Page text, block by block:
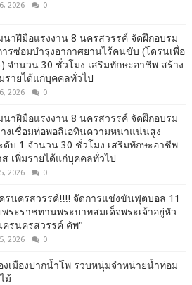
2026 0
าฝีมือแรงงาน 8 นครสวรรค์ จัดฝึกอบรม
รซ่อมบำรุงอากาศยานไร้คนขับ (โดรนเพื่อ
) จำนวน 30 ชั่วโมง เสริมทักษะอาชีพ สร้าง
รายได้แก่บุคคลทั่วไป
2026 0
าฝีมือแรงงาน 8 นครสวรรค์ จัดฝึกอบรม
งเชื่อมท่อพอลิเอทินความหนาแน่นสูง
ดับ 1 จำนวน 30 ชั่วโมง เสริมทักษะอาชีพ
ส เพิ่มรายได้แก่บุคคลทั่วไป
2026 0
รนครสวรรค์!!!! จัดการแข่งขันฟุตบอล 11
ระราชทานพระบาทสมเด็จพระเจ้าอยู่หัว
ครนครสวรรค์ คัพ"
2026 0
งเมืองปากน้ำโพ รวบหนุ่มจำหน่ายน้ำท่อม
ม้